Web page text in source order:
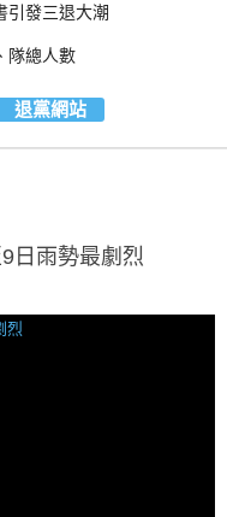
引發三退大潮
隊總人數
退黨網站
日雨勢最劇烈